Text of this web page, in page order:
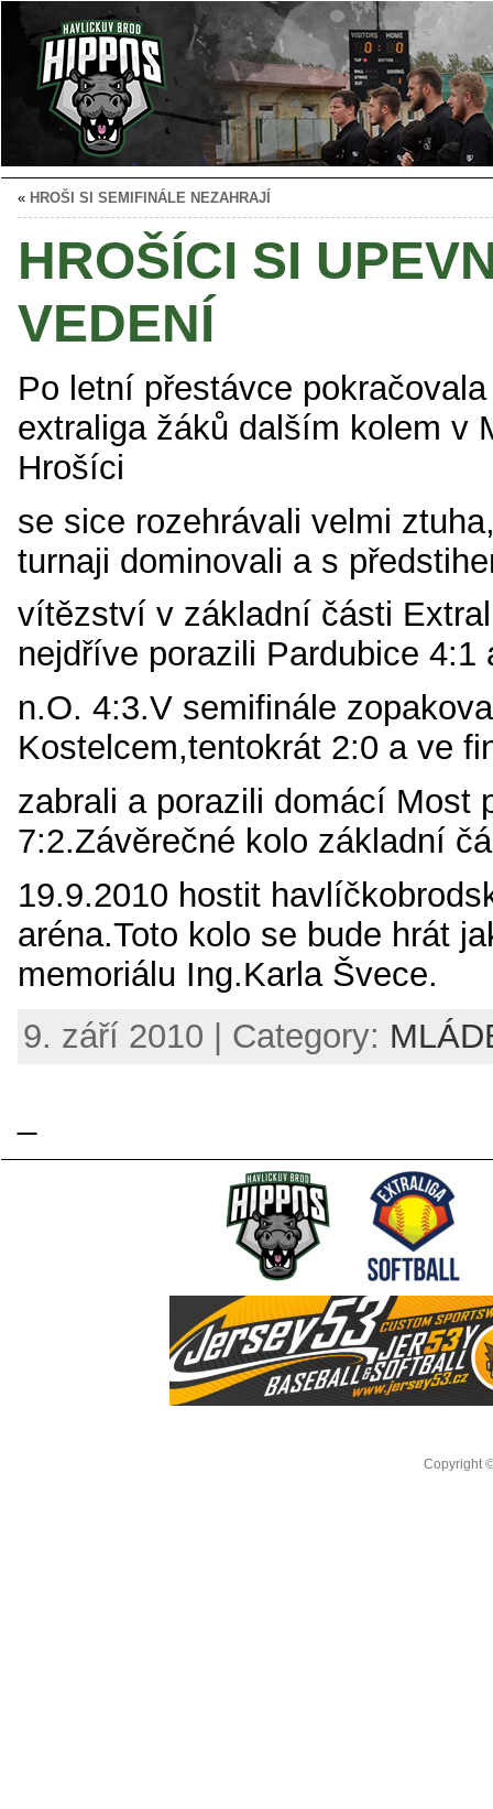
« HROŠI SI SEMIFINÁLE NEZAHRAJÍ
HROŠÍCI SI
VEDENÍ
Po letní přestávce
extraliga žáků dalším kolem v
Hrošíci
se sice rozehrávali velmi
turnaji dominovali a s
vítězství v základní části
nejdříve porazili Pardubice 4:1
n.O. 4:3.V semifinále
Kostelcem,tentokrát 2:0 a ve
zabrali a porazili domácí Most
7:2.Závěrečné kolo základní
19.9.2010 hostit
aréna.Toto kolo se bude hrát
memoriálu Ing.Karla Švece.
9. září 2010 | Category:
Copyright